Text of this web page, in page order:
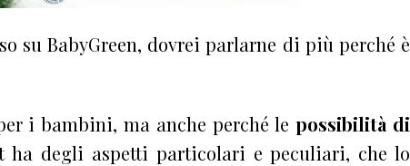
su BabyGreen, dovrei parlarne di più perché è
i bambini, ma anche perché lepossibilità di
ha degli aspetti particolari e peculiari, che lo